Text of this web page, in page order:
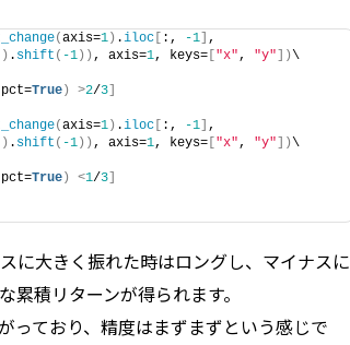
(axis=1 ) .iloc :, -1 ,
. shift ( -1 )) , axis=1, keys= "x", "y" ]) \
pct=True ) >2/3
(axis=1 ) .iloc :, -1 ,
. shift ( -1 )) , axis=1, keys= "x", "y" ]) \
pct=True ) <1/3
に大きく振れた時はロングし、マイナスに
積リターンが得られます。
っており、精度はまずまずという感じで